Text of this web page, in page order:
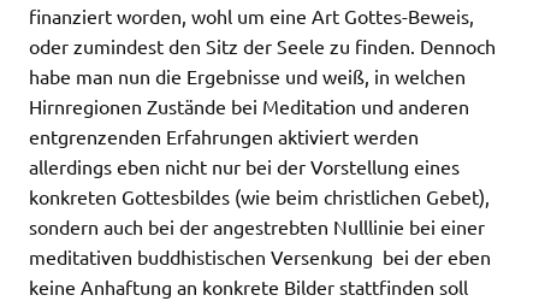
finanziert worden, wohl um eine Art Gottes-Beweis,
oder zumindest den Sitz der Seele zu finden. Dennoch
habe man nun die Ergebnisse und weiß, in welchen
Hirnregionen Zustände bei Meditation und anderen
entgrenzenden Erfahrungen aktiviert werden 
allerdings eben nicht nur bei der Vorstellung eines
konkreten Gottesbildes (wie beim christlichen Gebet),
sondern auch bei der angestrebten Nulllinie bei einer
meditativen buddhistischen Versenkung  bei der eben
keine Anhaftung an konkrete Bilder stattfinden soll 